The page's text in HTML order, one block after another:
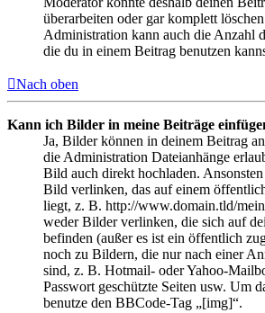
überarbeiten oder gar komplett
Administration kann auch die Anzahl
die du in einem Beitrag benutzen
Nach oben
Kann ich Bilder in meine Beiträge
Ja, Bilder können in deinem Beitrag
die Administration Dateianhänge
Bild auch direkt hochladen.
Bild verlinken, das auf einem
liegt, z. B. http://www.domain.tld/
weder Bilder verlinken, die sich auf
befinden (außer es ist ein öffentlich
noch zu Bildern, die nur nach einer
sind, z. B. Hotmail- oder Yahoo-
Passwort geschützte Seiten usw. Um
benutze den BBCode-Tag „[img]“.